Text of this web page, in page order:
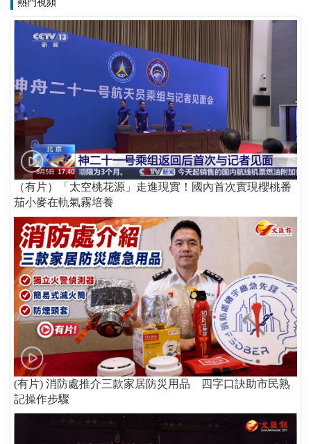
熱門視頻
（有片）「太空桃花源」走進現實！國內首次實現櫻桃番
茄小麥在軌氣霧培養
(有片) 消防處推介三款家居防災用品 四字口訣助市民熟
記操作步驟